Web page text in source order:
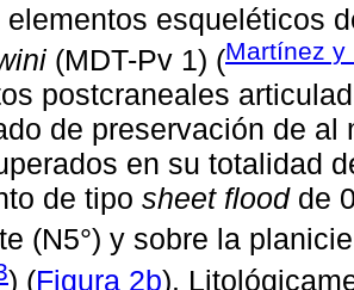
elementos esqueléticos
(MDT-Pv 1) (Martínez y
postcraneales
de preservación de
en su totalidad
de tipo sheet floodde
(N5°) y sobre la
) (Figura 2b).